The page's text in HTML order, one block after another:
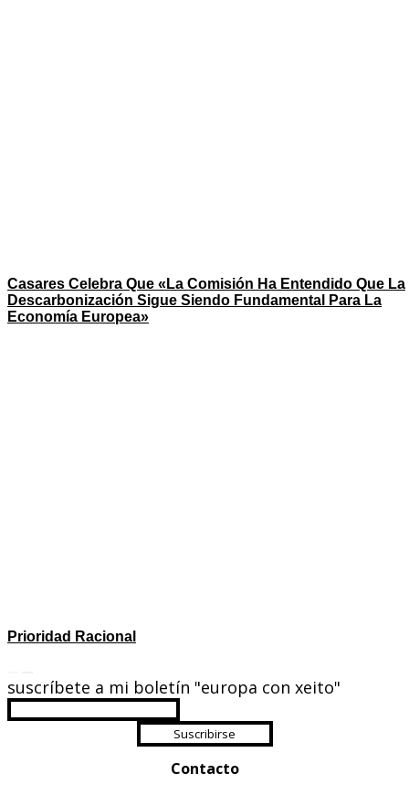
Casares Celebra Que «la Comisión Ha Entendido Que La
Descarbonización Sigue Siendo Fundamental Para La
Economía Europea»
Prioridad Racional
suscríbete a mi boletín "europa con xeito"
Suscribirse
Contacto